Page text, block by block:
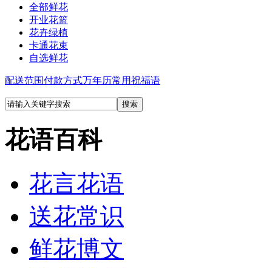
全部鲜花
开业花篮
花卉绿植
卡通花束
自选鲜花
配送范围付款方式万年历常用祝福语
花语百科
花言花语
送花常识
鲜花博文